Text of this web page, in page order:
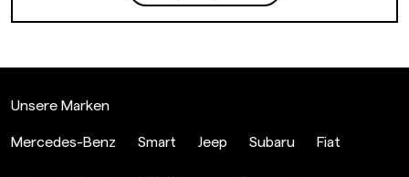
Unsere Marken
Mercedes-Benz Smart Jeep Subaru Fiat